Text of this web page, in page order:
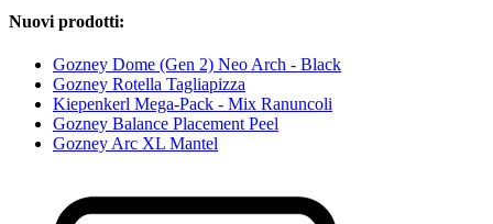
Nuovi prodotti:
Gozney Dome (Gen 2) Neo Arch - Black
Gozney Rotella Tagliapizza
Kiepenkerl Mega-Pack - Mix Ranuncoli
Gozney Balance Placement Peel
Gozney Arc XL Mantel